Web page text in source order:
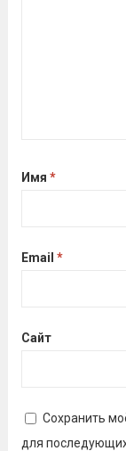
Имя *
Email *
Сайт
Сохранить
для